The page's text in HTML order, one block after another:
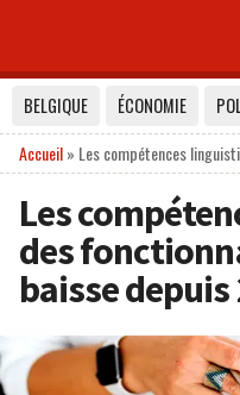
BELGIQUE ÉCONOMIE
Accueil» Les compétences
Les
des
baisse depuis